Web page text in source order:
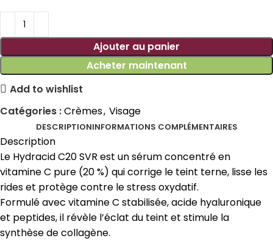
Ajouter au panier
Acheter maintenant
Add to wishlist
Catégories :Crèmes, Visage
DESCRIPTIONINFORMATIONS COMPLÉMENTAIRES
Description
Le Hydracid C20 SVR est un sérum concentré en
vitamine C pure (20 %) qui corrige le teint terne, lisse les
rides et protège contre le stress oxydatif.
Formulé avec vitamine C stabilisée, acide hyaluronique
et peptides, il révèle l’éclat du teint et stimule la
synthèse de collagène.